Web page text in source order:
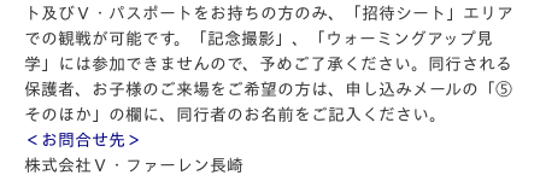
ト及びＶ・パスポートをお持ちの方のみ、「招待シート」エリア
での観戦が可能です。「記念撮影」、「ウォーミングアップ見
学」には参加できませんので、予めご了承ください。同行される
保護者、お子様のご来場をご希望の方は、申し込みメールの「⑤
そのほか」の欄に、同行者のお名前をご記入ください。
＜お問合せ先＞
株式会社Ｖ・ファーレン長崎